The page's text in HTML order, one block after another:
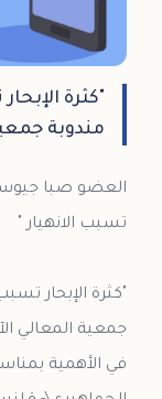
"كثرة
مندوبة
العضو صبا جيوسي
"كثرة الإبحار
جمعية المعالي
في الأهمية